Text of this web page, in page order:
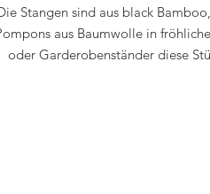
Stangen sind aus black
aus Baumwolle in
oder Garderobenständer diese